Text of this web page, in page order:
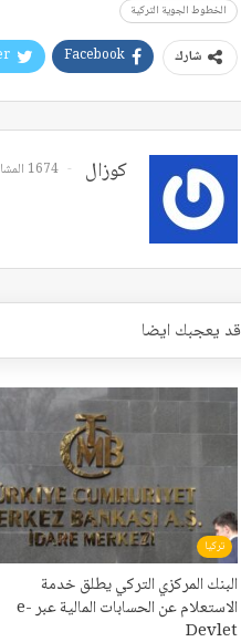
الخطوط الجوية التركية
شارك Facebook
كوزال 1674 المشاركات
قد يعجبك ايضا
تركيا
البنك المركزي التركي يطلق خدمة
الاستعلام عن الحسابات المالية عبر e-
Devlet